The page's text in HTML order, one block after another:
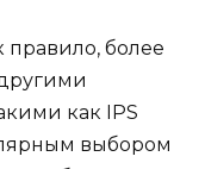
правило, более
как IPS
выбором